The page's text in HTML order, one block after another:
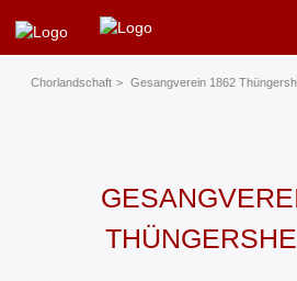
Chorland­schaft Gesangverein 1862